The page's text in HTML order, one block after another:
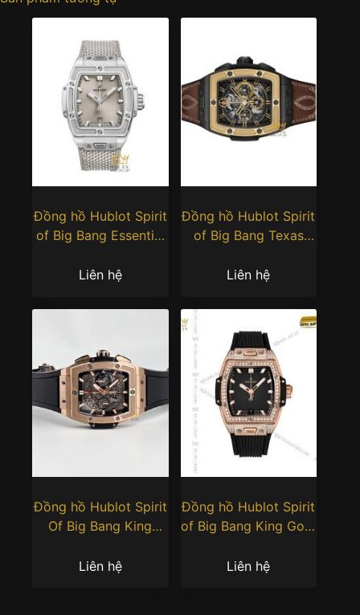
Đồng hồ Hublot Spirit
of Big Bang Essential
Liên hệ
Đồng hồ Hublot Spirit
of Big Bang Texas
Liên hệ
Đồng hồ Hublot Spirit
Of Big Bang King
Liên hệ
Đồng hồ Hublot Spirit
of Big Bang King Gold
Liên hệ